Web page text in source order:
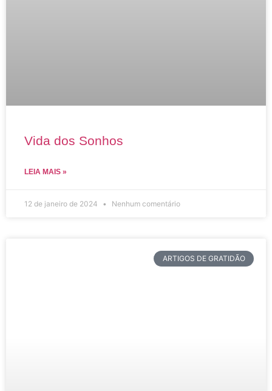
Vida dos Sonhos
LEIA MAIS »
12 de janeiro de 2024 Nenhum comentário
ARTIGOS DE GRATIDÃO